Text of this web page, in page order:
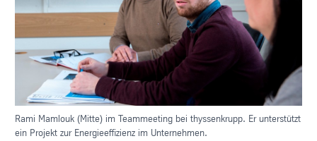
Rami Mamlouk (Mitte) im Teammeeting bei thyssenkrupp. Er unterstützt
ein Projekt zur Energieeffizienz im Unternehmen.